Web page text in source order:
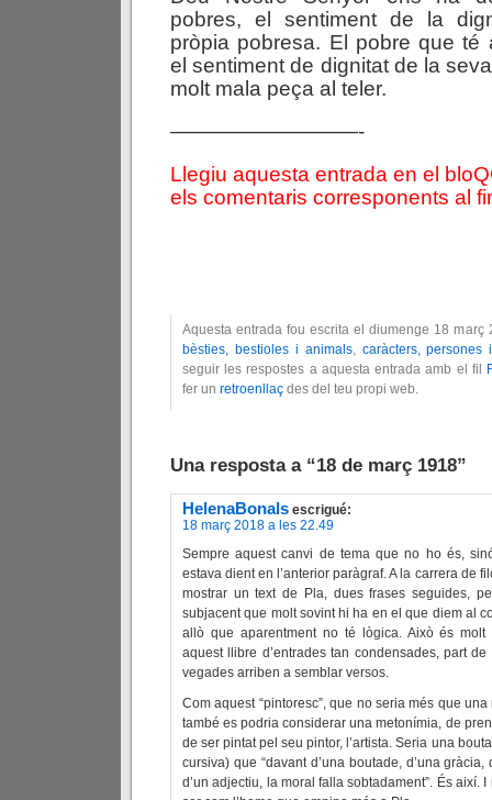
pobres, el sentiment de la
pròpia pobresa. El pobre que té
el sentiment de dignitat de la
molt mala peça al teler.
—————————-
Llegiu aquesta entrada en el
els comentaris corresponents al
Aquesta entrada fou escrita el diumenge 18
bèsties, bestioles i animals, caràcters, persones
seguir les respostes a aquesta entrada amb el fil
fer un retroenllaç des del teu propi web.
Una resposta a “18 de març 1918”
HelenaBonals escrigué:
18 març 2018 a les 22.49
Sempre aquest canvi de tema que no ho és,
estava dient en l’anterior paràgraf. A la carrera de
mostrar un text de Pla, dues frases seguides,
subjacent que molt sovint hi ha en el que diem al
allò que aparentment no té lògica. Això és
aquest llibre d’entrades tan condensades, part
vegades arriben a semblar versos.
Com aquest “pintoresc”, que no seria més que una
també es podria considerar una metonímia, de
de ser pintat pel seu pintor, l’artista. Seria una
cursiva) que “davant d’una boutade, d’una gràcia,
d’un adjectiu, la moral falla sobtadament”. És així.